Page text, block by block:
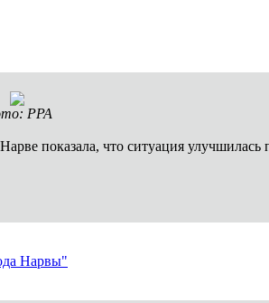
PPA
показала, что ситуация
Нарвы"